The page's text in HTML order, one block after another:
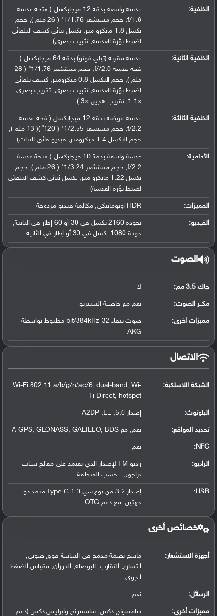
الخلفية:
عدسة واسعة بدقة 12 ميجابكسل ( فتحة عدسة
f/1.8, حجم مستشعر 1/1.76" ( 26 ملم ), حجم
بكسل 1.8 مايكرو متر, بكسل ثنائي كشف التلقائي
لضبط بؤرة العدسة, تثبيت بصري)
الخلفية الثانية:
عدسة مقربة (تيلي فوتو) بدقة 64 ميجابكسل (
فحة عدسة f//2.0, حجم مستشعر 1/1.76" ( 28
ملم ), حجم البكسل 0.8 ميكرومتر, كشف تلقائي
لضبط بؤرة العدسة, تثبيت بصري, تقريب بصري
×1.1, تقريب هجين ×3 )
الخلفية الثالثة:
عدسة عريضة بدقة 12 ميجابكسل ( فحة عدسة
f/2.2, حجم مستشعر 1/2.55" ( 120˚ )( 13 ملم ),
حجم البكسل 1.4 ميكرومتر, فيديو فائق الثبات)
الأمامية:
عدسة واسعة بدقة 10 ميجابكسل ( فتحة عدسة
f/2.2, حجم مستشعر 1/3.24" ( 26 ملم ), حجم
بكسل 1.22 مايكرو متر, بكسل ثنائي كشف التلقائي
لضبط بؤرة العدسة)
المميزات: HDR أوتوماتيكي, مكالمة فيديو مزدوجة
الفيديو:
بجودة 2160 بكسل في 30 أو 60 إطار في الثانية,
جودة 1080 بكسل في 30 أو إطار في الثانية
الصوت
جاك 3.5 مم: لا
مكبر الصوت: نعم مع خاصية الستيريو
مميزات أخرى:
صوت بنقاء 32-bit/384kHz مظبوط بواسطة
AKG
الاتصال
الشبكة اللاسلكية:
Wi-Fi 802.11 a/b/g/n/ac/6, dual-band, Wi-
Fi Direct, hotspot
البلوتوث: إصدار 5.0, A2DP ,LE
تحديد المواقع: نعم, مع A-GPS, GLONASS, GALILEO, BDS
NFC
: نعم
الراديو:
راديو FM لإصدار الذي يعتمد على معالج سناب
دراجون - حسب المنطقة
USB
:
إصدار 3.2 من نوع سي Type-C 1.0 منفذ ذو
جهتين, مع دعم OTG
خصائص أخرى
أجهزة الاستشعار:
ماسح بصمة مدمج في الشاشة فوق صوتي,
التسارع, التقارب, البوصلة, الدوران, مقياس الضغط
الجوي
الرسائل: نعم
مميزات أخرى:
سامسونج دكس, سامسونج وايرليس دكس (دعم